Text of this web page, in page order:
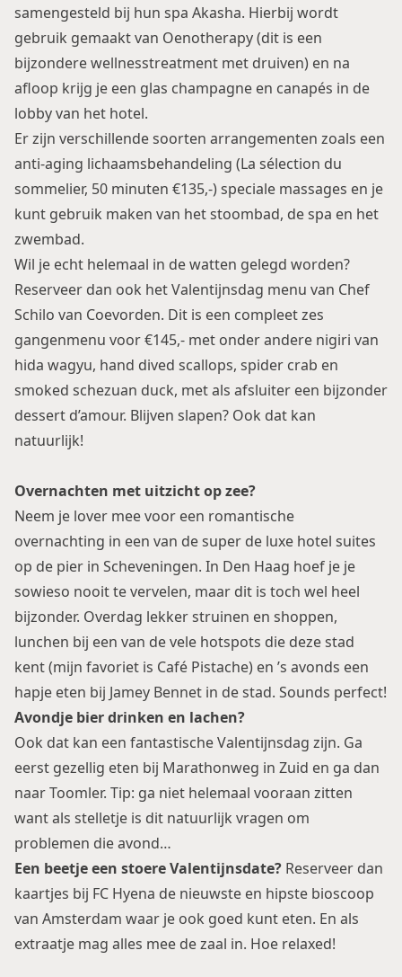
samengesteld bij hun spa Akasha. Hierbij wordt
gebruik gemaakt van Oenotherapy (dit is een
bijzondere wellnesstreatment met druiven) en na
afloop krijg je een glas champagne en canapés in de
lobby van het hotel.
Er zijn verschillende soorten arrangementen zoals een
anti-aging lichaamsbehandeling (La sélection du
sommelier, 50 minuten €135,-) speciale massages en je
kunt gebruik maken van het stoombad, de spa en het
zwembad.
Wil je echt helemaal in de watten gelegd worden?
Reserveer dan ook het Valentijnsdag menu van Chef
Schilo van Coevorden. Dit is een compleet zes
gangenmenu voor €145,- met onder andere nigiri van
hida wagyu, hand dived scallops, spider crab en
smoked schezuan duck, met als afsluiter een bijzonder
dessert d’amour. Blijven slapen? Ook dat kan
natuurlijk!
Overnachten met uitzicht op zee?
Neem je lover mee voor een romantische
overnachting in een van de super de luxe hotel suites
op de pier in Scheveningen. In Den Haag hoef je je
sowieso nooit te vervelen, maar dit is toch wel heel
bijzonder. Overdag lekker struinen en shoppen,
lunchen bij een van de vele hotspots die deze stad
kent (mijn favoriet is Café Pistache) en ’s avonds een
hapje eten bij Jamey Bennet in de stad. Sounds perfect!
Avondje bier drinken en lachen?
Ook dat kan een fantastische Valentijnsdag zijn. Ga
eerst gezellig eten bij Marathonweg in Zuid en ga dan
naarToomler. Tip: ga niet helemaal vooraan zitten
want als stelletje is dit natuurlijk vragen om
problemen die avond…
Een beetje een stoere Valentijnsdate? Reserveer dan
kaartjes bij FC Hyena de nieuwste en hipste bioscoop
van Amsterdam waar je ook goed kunt eten. En als
extraatje mag alles mee de zaal in. Hoe relaxed!